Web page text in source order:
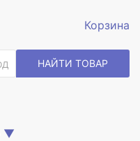
Корзина
НАЙТИ ТОВАР
▼